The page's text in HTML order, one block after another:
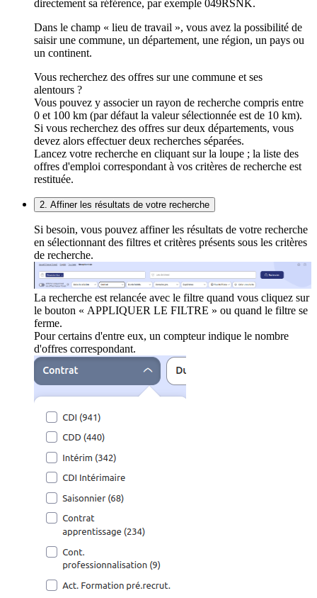
directement sa référence, par exemple 049RSNK.
Dans le champ « lieu de travail », vous avez la possibilité de
saisir une commune, un département, une région, un pays ou
un continent.
Vous recherchez des offres sur une commune et ses
alentours ?
Vous pouvez y associer un rayon de recherche compris entre
0 et 100 km (par défaut la valeur sélectionnée est de 10 km).
Si vous recherchez des offres sur deux départements, vous
devez alors effectuer deux recherches séparées.
Lancez votre recherche en cliquant sur la loupe ; la liste des
offres d'emploi correspondant à vos critères de recherche est
restituée.
2. Affiner les résultats de votre recherche
Si besoin, vous pouvez affiner les résultats de votre recherche
en sélectionnant des filtres et critères présents sous les critères
de recherche.
La recherche est relancée avec le filtre quand vous cliquez sur
le bouton « APPLIQUER LE FILTRE » ou quand le filtre se
ferme.
Pour certains d'entre eux, un compteur indique le nombre
d'offres correspondant.